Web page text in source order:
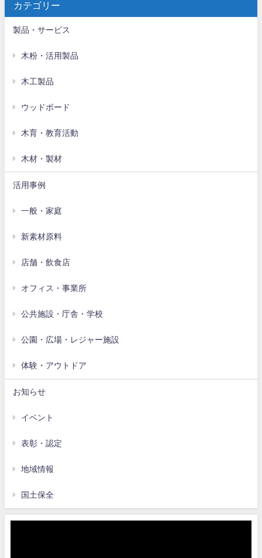
カテゴリー
製品・サービス
木粉・活用製品
木工製品
ウッドボード
木育・教育活動
木材・製材
活用事例
一般・家庭
新素材原料
店舗・飲食店
オフィス・事業所
公共施設・庁舎・学校
公園・広場・レジャー施設
体験・アウトドア
お知らせ
イベント
表彰・認定
地域情報
国土保全